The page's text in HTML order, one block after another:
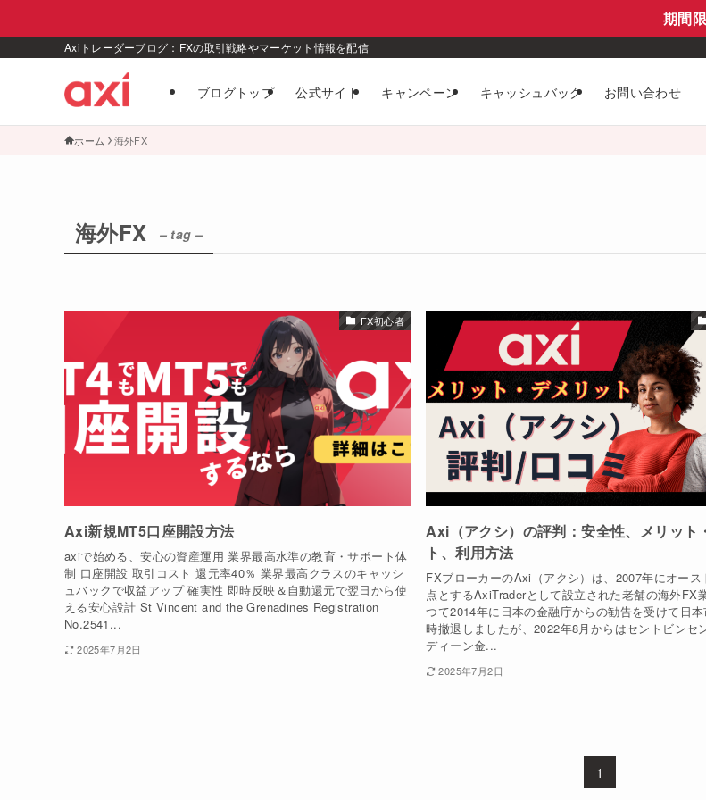
期間限
Axiトレーダーブログ：FXの取引戦略やマーケット情報を配信
ブログトップ 公式サイト キャンペーン キャッシュバック お問い合わせ
ホーム 海外FX
海外FX – tag –
FX初心者
Axi新規MT5口座開設方法
axiで始める、安心の資産運用 業界最高水準の教育・サポート体
制 口座開設 取引コスト 還元率40％ 業界最高クラスのキャッシ
ュバックで収益アップ 確実性 即時反映＆自動還元で翌日から使
える安心設計 St Vincent and the Grenadines Registration
No.2541...
2025年7月2日
Axi（アクシ）の評判：安全性、メリット
ト、利用方法
FXブローカーのAxi（アクシ）は、2007年にオース
点とするAxiTraderとして設立された老舗の海外FX
つて2014年に日本の金融庁からの勧告を受けて日
時撤退しましたが、2022年8月からはセントビンセ
ディーン金...
2025年7月2日
1